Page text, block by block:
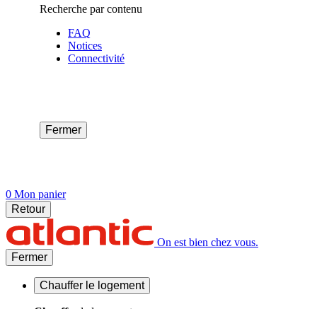
Recherche par contenu
FAQ
Notices
Connectivité
Fermer
0 Mon panier
Retour
On est bien chez vous.
Fermer
Chauffer le logement